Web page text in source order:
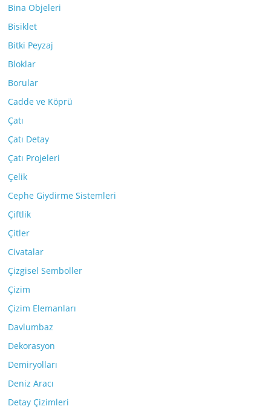
Bina Objeleri
Bisiklet
Bitki Peyzaj
Bloklar
Borular
Cadde ve Köprü
Çatı
Çatı Detay
Çatı Projeleri
Çelik
Cephe Giydirme Sistemleri
Çiftlik
Çitler
Civatalar
Çizgisel Semboller
Çizim
Çizim Elemanları
Davlumbaz
Dekorasyon
Demiryolları
Deniz Aracı
Detay Çizimleri